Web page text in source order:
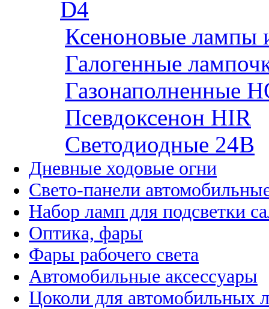
D4
Ксеноновые лампы
Галогенные
Газонаполненные
Псевдоксенон HIR
Cветодиодные 24B
Дневные ходовые огни
Свето-панели
Набор ламп для подсветки
Оптика, фары
Фары рабочего света
Автомобильные аксессуары
Цоколи для автомобильных